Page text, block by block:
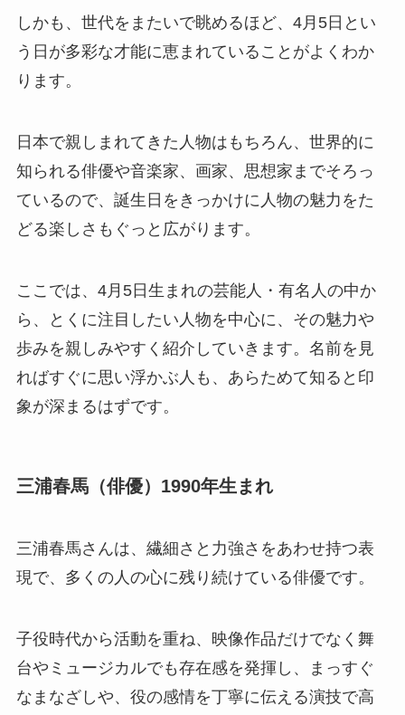
しかも、世代をまたいで眺めるほど、4月5日とい
う日が多彩な才能に恵まれていることがよくわか
ります。
日本で親しまれてきた人物はもちろん、世界的に
知られる俳優や音楽家、画家、思想家までそろっ
ているので、誕生日をきっかけに人物の魅力をた
どる楽しさもぐっと広がります。
ここでは、4月5日生まれの芸能人・有名人の中か
ら、とくに注目したい人物を中心に、その魅力や
歩みを親しみやすく紹介していきます。名前を見
ればすぐに思い浮かぶ人も、あらためて知ると印
象が深まるはずです。
三浦春馬（俳優）1990年生まれ
三浦春馬さんは、繊細さと力強さをあわせ持つ表
現で、多くの人の心に残り続けている俳優です。
子役時代から活動を重ね、映像作品だけでなく舞
台やミュージカルでも存在感を発揮し、まっすぐ
なまなざしや、役の感情を丁寧に伝える演技で高